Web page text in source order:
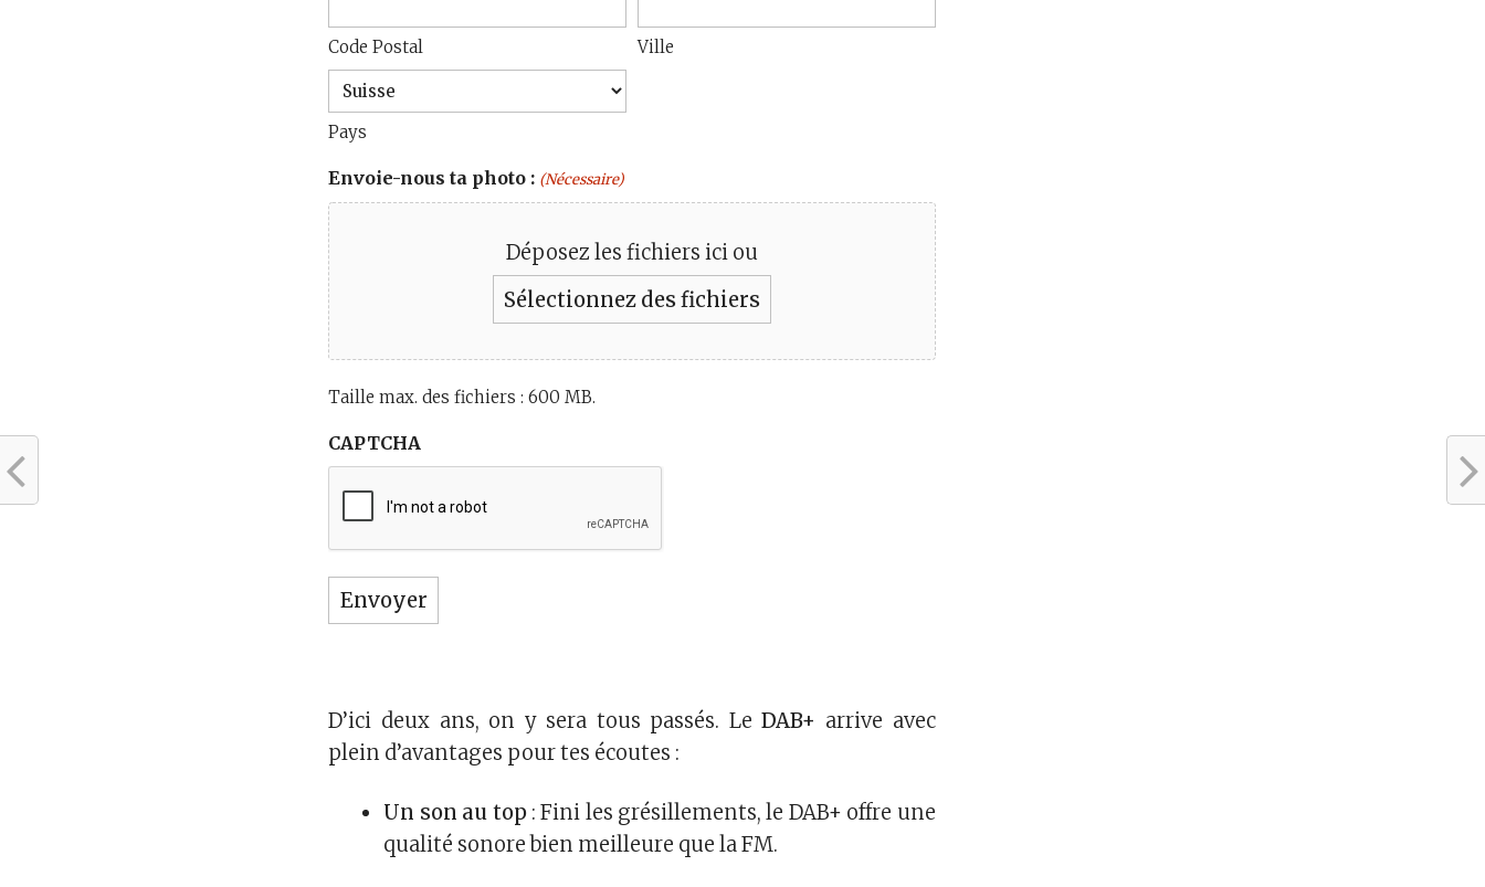
Code Postal Ville
Pays
Envoie-nous ta photo : (Nécessaire)
Déposez les fichiers ici ou
Sélectionnez des fichiers
Taille max. des fichiers : 600 MB.
CAPTCHA
D’ici deux ans, on y sera tous passés. LeDAB+ arrive avec
plein d’avantages pour tes écoutes :
Un son au top: Fini les grésillements, le DAB+ offre une
qualité sonore bien meilleure que la FM.